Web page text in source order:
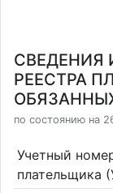
СВЕДЕНИЯ
РЕЕСТРА
по состоянию на
Учетный
плательщика